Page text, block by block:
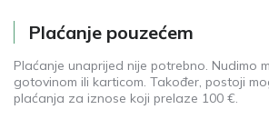
Plaćanje pouzećem
Plaćanje unaprijed nije potrebno. Nudimo
gotovinom ili karticom. Također, postoji
plaćanja za iznose koji prelaze 100 €.